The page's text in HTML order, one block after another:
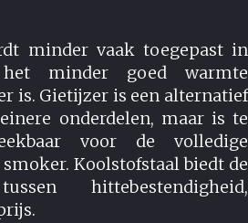
minder vaak toegepast in
minder goed warmte
is. Gietijzer is een alternatief
onderdelen, maar is te
voor de volledige
Koolstofstaal biedt de
hittebestendigheid,